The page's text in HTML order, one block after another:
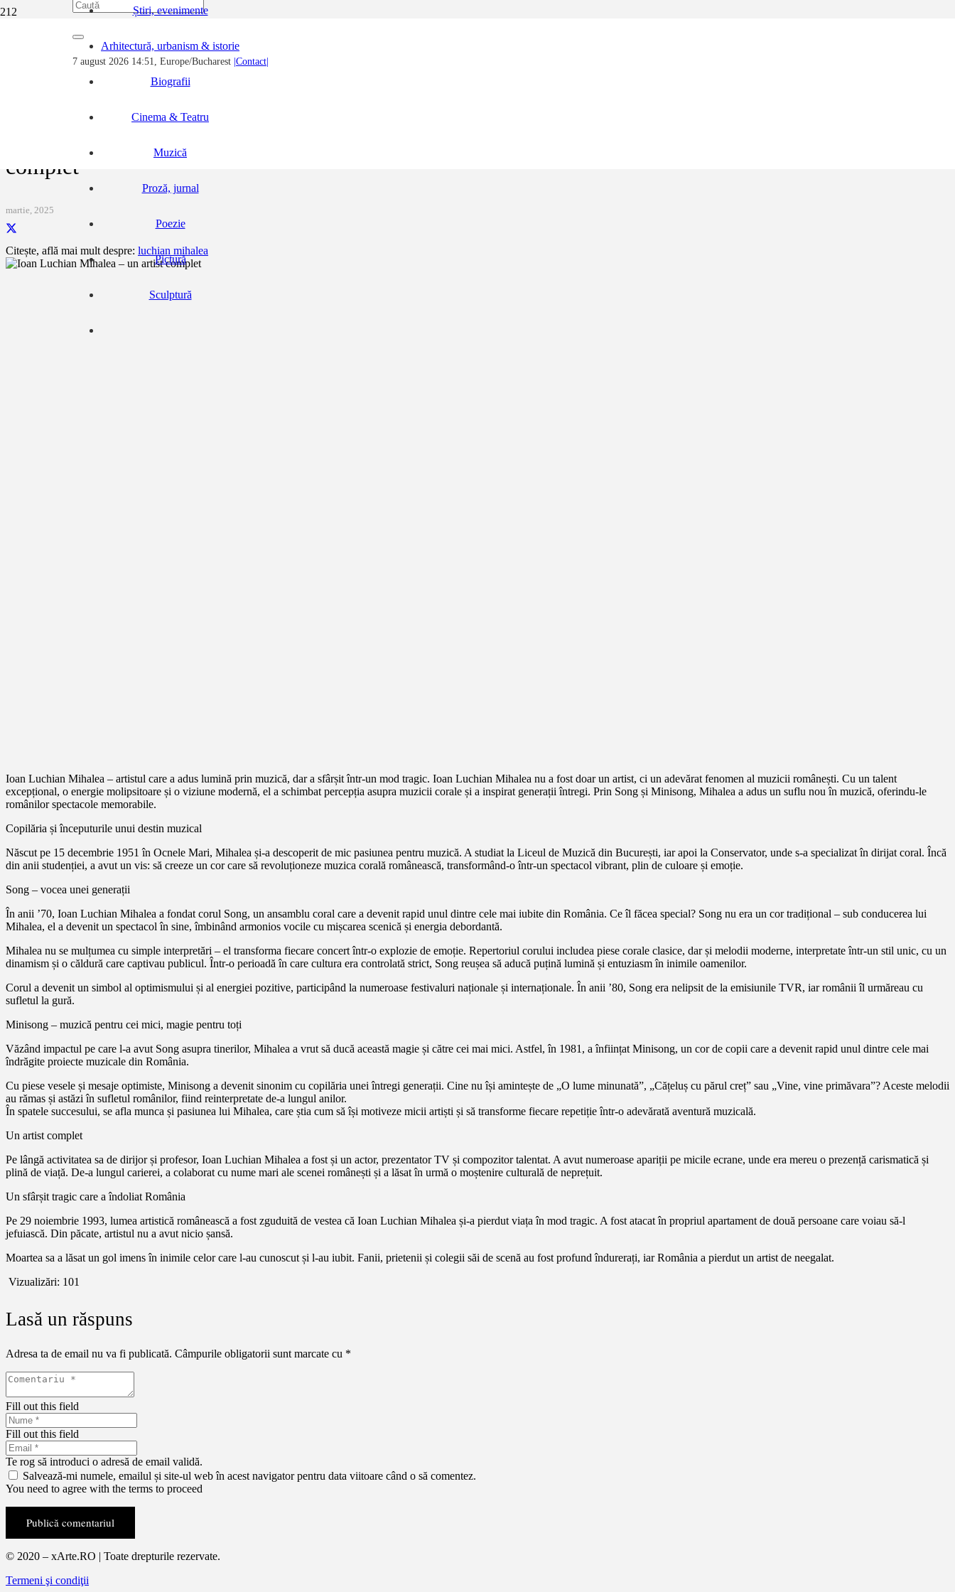
7 august 2026 14:51, Europe/Bucharest |Contact|
Știri, evenimente
Arhitectură, urbanism & istorie
Biografii
Cinema & Teatru
Muzică
Proză, jurnal
Poezie
Pictură
Sculptură
Ioan Luchian Mihalea – un artist complet
complet
martie, 2025
Citește, află mai mult despre: luchian mihalea
Ioan Luchian Mihalea – artistul care a adus lumină prin muzică, dar a sfârșit într-un mod tragic. Ioan Luchian Mihalea nu a fost doar un artist, ci un adevărat fenomen al muzicii românești. Cu un talent
excepțional, o energie molipsitoare și o viziune modernă, el a schimbat percepția asupra muzicii corale și a inspirat generații întregi. Prin Song și Minisong, Mihalea a adus un suflu nou în muzică, oferindu-le
românilor spectacole memorabile.
Copilăria și începuturile unui destin muzical
Născut pe 15 decembrie 1951 în Ocnele Mari, Mihalea și-a descoperit de mic pasiunea pentru muzică. A studiat la Liceul de Muzică din București, iar apoi la Conservator, unde s-a specializat în dirijat coral. Încă
din anii studenției, a avut un vis: să creeze un cor care să revoluționeze muzica corală românească, transformând-o într-un spectacol vibrant, plin de culoare și emoție.
Song – vocea unei generații
În anii ’70, Ioan Luchian Mihalea a fondat corul Song, un ansamblu coral care a devenit rapid unul dintre cele mai iubite din România. Ce îl făcea special? Song nu era un cor tradițional – sub conducerea lui
Mihalea, el a devenit un spectacol în sine, îmbinând armonios vocile cu mișcarea scenică și energia debordantă.
Mihalea nu se mulțumea cu simple interpretări – el transforma fiecare concert într-o explozie de emoție. Repertoriul corului includea piese corale clasice, dar și melodii moderne, interpretate într-un stil unic, cu un
dinamism și o căldură care captivau publicul. Într-o perioadă în care cultura era controlată strict, Song reușea să aducă puțină lumină și entuziasm în inimile oamenilor.
Corul a devenit un simbol al optimismului și al energiei pozitive, participând la numeroase festivaluri naționale și internaționale. În anii ’80, Song era nelipsit de la emisiunile TVR, iar românii îl urmăreau cu
sufletul la gură.
Minisong – muzică pentru cei mici, magie pentru toți
Văzând impactul pe care l-a avut Song asupra tinerilor, Mihalea a vrut să ducă această magie și către cei mai mici. Astfel, în 1981, a înființat Minisong, un cor de copii care a devenit rapid unul dintre cele mai
îndrăgite proiecte muzicale din România.
Cu piese vesele și mesaje optimiste, Minisong a devenit sinonim cu copilăria unei întregi generații. Cine nu își amintește de „O lume minunată”, „Cățeluș cu părul creț” sau „Vine, vine primăvara”? Aceste melodii
au rămas și astăzi în sufletul românilor, fiind reinterpretate de-a lungul anilor.
În spatele succesului, se afla munca și pasiunea lui Mihalea, care știa cum să își motiveze micii artiști și să transforme fiecare repetiție într-o adevărată aventură muzicală.
Un artist complet
Pe lângă activitatea sa de dirijor și profesor, Ioan Luchian Mihalea a fost și un actor, prezentator TV și compozitor talentat. A avut numeroase apariții pe micile ecrane, unde era mereu o prezență carismatică și
plină de viață. De-a lungul carierei, a colaborat cu nume mari ale scenei românești și a lăsat în urmă o moștenire culturală de neprețuit.
Un sfârșit tragic care a îndoliat România
Pe 29 noiembrie 1993, lumea artistică românească a fost zguduită de vestea că Ioan Luchian Mihalea și-a pierdut viața în mod tragic. A fost atacat în propriul apartament de două persoane care voiau să-l
jefuiască. Din păcate, artistul nu a avut nicio șansă.
Moartea sa a lăsat un gol imens în inimile celor care l-au cunoscut și l-au iubit. Fanii, prietenii și colegii săi de scenă au fost profund îndurerați, iar România a pierdut un artist de neegalat.
Vizualizări: 101
Lasă un răspuns
Adresa ta de email nu va fi publicată. Câmpurile obligatorii sunt marcate cu *
Fill out this field
Fill out this field
Te rog să introduci o adresă de email validă.
Salvează-mi numele, emailul și site-ul web în acest navigator pentru data viitoare când o să comentez.
You need to agree with the terms to proceed
Publică comentariul
© 2020 – xArte.RO | Toate drepturile rezervate.
Termeni şi condiţii